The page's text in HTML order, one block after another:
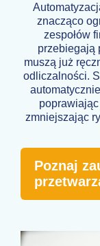
znacząco
zespołów
przebiegają
muszą już
odliczalności.
zmniejszając
Poznaj